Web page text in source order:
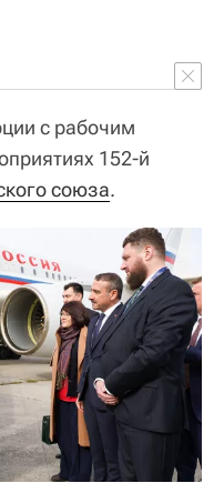
с рабочим
152-й
союза.